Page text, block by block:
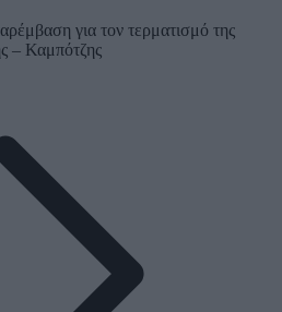
για τον τερματισμό της
– Καμπότζης